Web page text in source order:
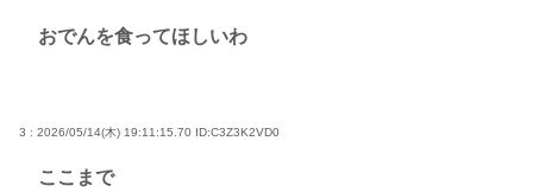
おでんを食ってほしいわ
3 : 2026/05/14(木) 19:11:15.70 ID:C3Z3K2VD0
ここまで